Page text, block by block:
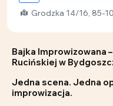
Grodzka 14/16, 85-
Bajka Improwizowana
Rucińskiej w
Jedna scena. Jedna
improwizacja.